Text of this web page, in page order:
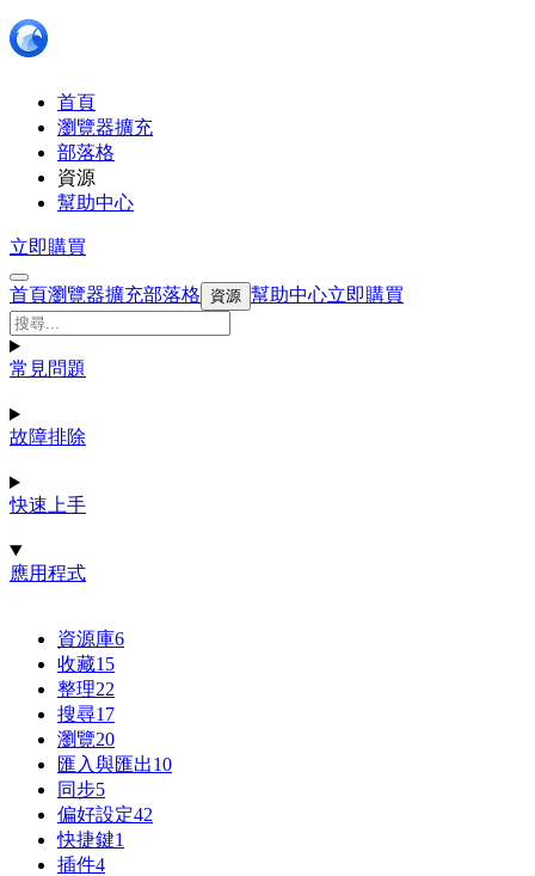
首頁
瀏覽器擴充
部落格
資源
幫助中心
立即購買
首頁瀏覽器擴充部落格 資源 幫助中心立即購買
常見問題
故障排除
快速上手
應用程式
資源庫6
收藏15
整理22
搜尋17
瀏覽20
匯入與匯出10
同步5
偏好設定42
快捷鍵1
插件4